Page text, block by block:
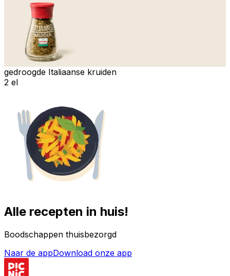
gedroogde Italiaanse kruiden
2 el
Alle recepten in huis!
Boodschappen thuisbezorgd
Naar de appDownload onze app